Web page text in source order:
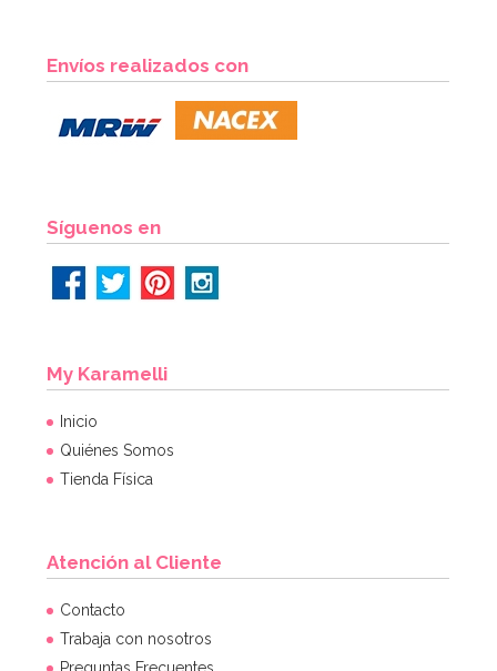
5,95€
Envíos realizados con
Síguenos en
My Karamelli
Inicio
Quiénes Somos
Tienda Física
Atención al Cliente
Contacto
Trabaja con nosotros